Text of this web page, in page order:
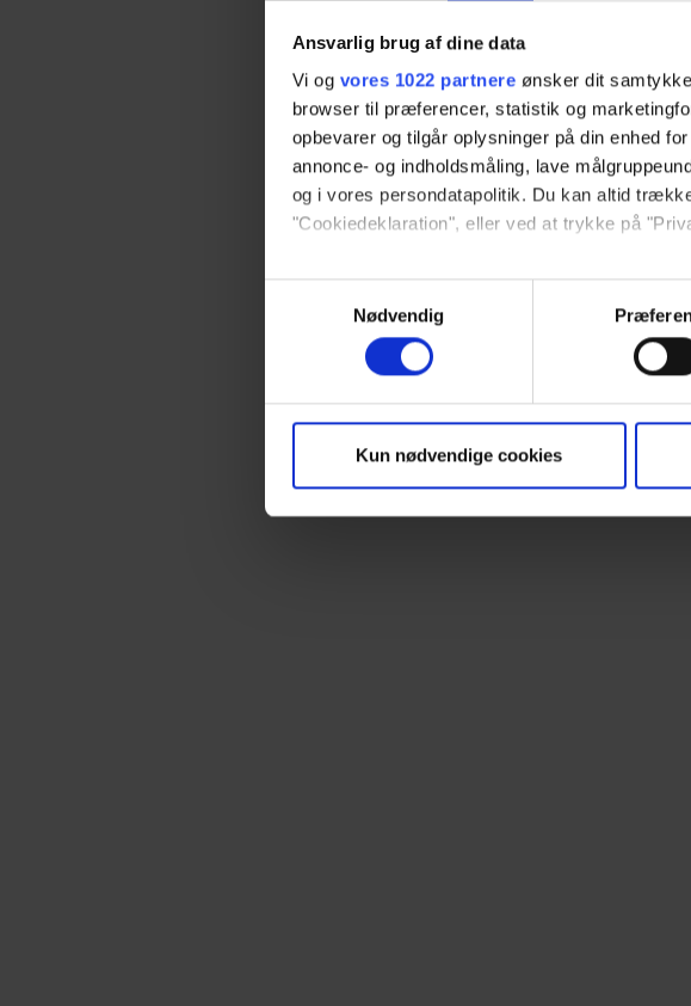
Ansvarlig brug af dine data
Vi og vores 1022 partnere ønsker dit
browser til præferencer, statistik og
opbevarer og tilgår oplysninger på din enhed
annonce- og indholdsmåling, lave
og i vores persondatapolitik. Du kan altid
"Cookiedeklaration", eller ved at trykke på
Hvis du tillader det, vil vi også gerne:
Indsamle præcise oplysninger om din
Identificere din enhed baseret på en
Dine valg anvendes på hele websitet.
Vi bruger cookies til at tilpasse vores indhold
vores trafik. Vi deler også oplysninger om din
annonceringspartnere og analysepartnere.
dem, eller som de har indsamlet fra din brug af
Nødvendig
Kun nødvendige cookies